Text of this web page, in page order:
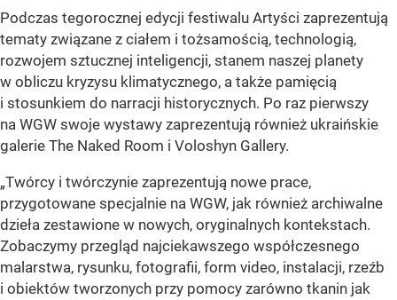
Podczas tegorocznej edycji festiwalu Artyści zaprezentują
tematy związane z ciałem i tożsamością, technologią,
rozwojem sztucznej inteligencji, stanem naszej planety
w obliczu kryzysu klimatycznego, a także pamięcią
i stosunkiem do narracji historycznych. Po raz pierwszy
na WGW swoje wystawy zaprezentują również ukraińskie
galerie The Naked Room i Voloshyn Gallery.
„Twórcy i twórczynie zaprezentują nowe prace,
przygotowane specjalnie na WGW, jak również archiwalne
dzieła zestawione w nowych, oryginalnych kontekstach.
Zobaczymy przegląd najciekawszego współczesnego
malarstwa, rysunku, fotografii, form video, instalacji, rzeźb
i obiektów tworzonych przy pomocy zarówno tkanin jak